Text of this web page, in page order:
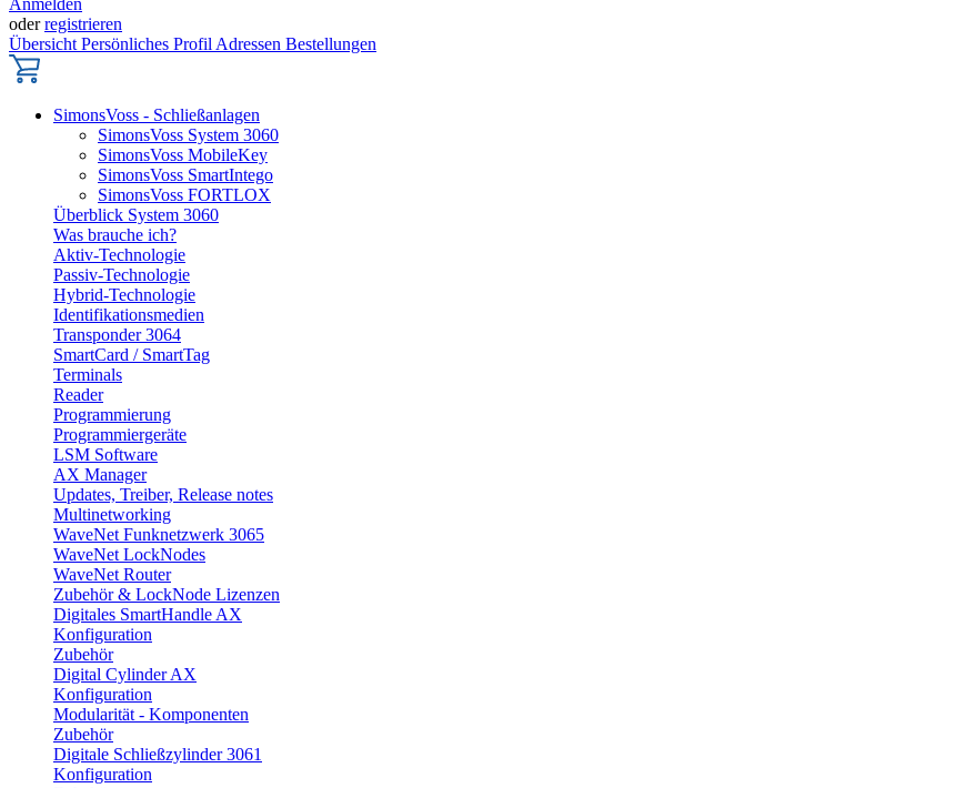
Anmelden
oderregistrieren
Übersicht Persönliches Profil Adressen Bestellungen
SimonsVoss - Schließanlagen
SimonsVoss System 3060
SimonsVoss MobileKey
SimonsVoss SmartIntego
SimonsVoss FORTLOX
Überblick System 3060
Was brauche ich?
Aktiv-Technologie
Passiv-Technologie
Hybrid-Technologie
Identifikationsmedien
Transponder 3064
SmartCard / SmartTag
Terminals
Reader
Programmierung
Programmiergeräte
LSM Software
AX Manager
Updates, Treiber, Release notes
Multinetworking
WaveNet Funknetzwerk 3065
WaveNet LockNodes
WaveNet Router
Zubehör & LockNode Lizenzen
Digitales SmartHandle AX
Konfiguration
Zubehör
Digital Cylinder AX
Konfiguration
Modularität - Komponenten
Zubehör
Digitale Schließzylinder 3061
Konfiguration